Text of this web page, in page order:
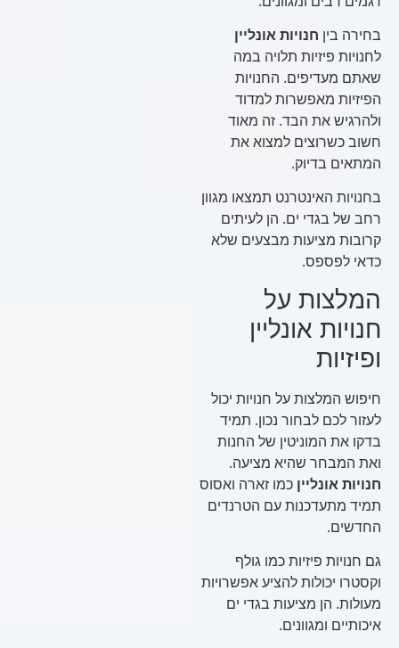
בחירה ביןחנויות אונליין
לחנויות פיזיות תלויה במה
שאתם מעדיפים. החנויות
הפיזיות מאפשרות למדוד
ולהרגיש את הבד. זה מאוד
חשוב כשרוצים למצוא את
המתאים בדיוק.
בחנויות האינטרנט תמצאו מגוון
רחב של בגדי ים. הן לעיתים
קרובות מציעות מבצעים שלא
כדאי לפספס.
המלצות על
חנויות אונליין
ופיזיות
חיפוש המלצות על חנויות יכול
לעזור לכם לבחור נכון. תמיד
בדקו את המוניטין של החנות
ואת המבחר שהיא מציעה.
חנויות אונלייןכמו זארה ואסוס
תמיד מתעדכנות עם הטרנדים
החדשים.
גם חנויות פיזיות כמו גולף
וקסטרו יכולות להציע אפשרויות
מעולות. הן מציעות בגדי ים
איכותיים ומגוונים.